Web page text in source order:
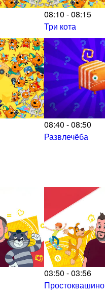
08:10 - 08:15
Три кота
08:40 - 08:50
Развлечёба
03:50 - 03:56
Простоквашино